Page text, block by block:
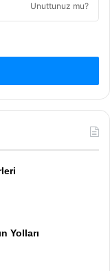
Unuttunuz mu?
Yolları